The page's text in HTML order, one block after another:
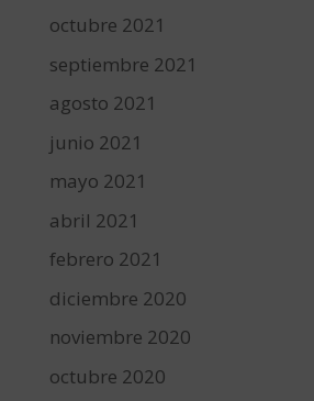
octubre 2021
septiembre 2021
agosto 2021
junio 2021
mayo 2021
abril 2021
febrero 2021
diciembre 2020
noviembre 2020
octubre 2020